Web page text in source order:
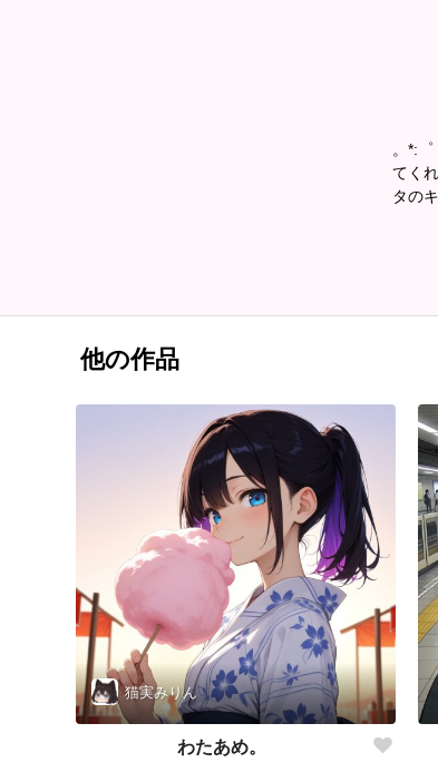
。*:
てく
タの
他の作品
猫実みりん
わたあめ。